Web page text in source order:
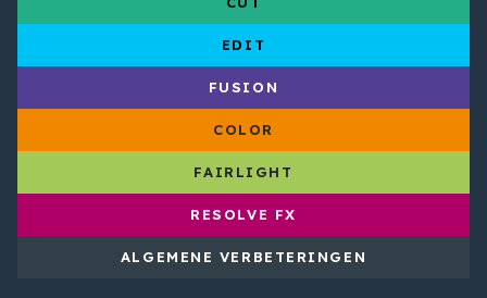
EDIT
FUSION
COLOR
FAIRLIGHT
RESOLVE FX
ALGEMENE VERBETERINGEN